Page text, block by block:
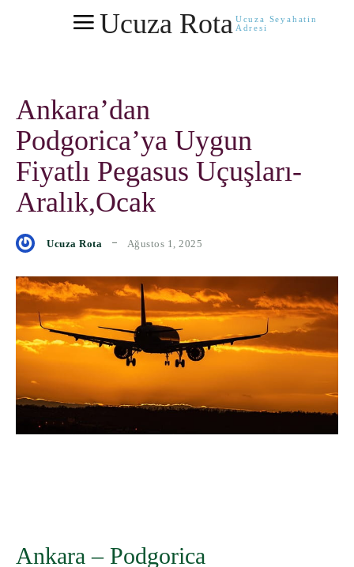
Ucuza Rota Ucuza Seyahatin
Adresi
Ankara’dan
Podgorica’ya Uygun
Fiyatlı Pegasus Uçuşları-
Aralık,Ocak
Ucuza Rota Ağustos 1, 2025
Ankara – Podgorica